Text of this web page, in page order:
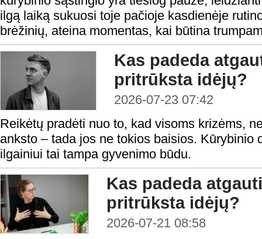
ilgą laiką sukuosi toje pačioje kasdienėje
brėžinių, ateina momentas, kai būtina
Kas padeda
pritrūksta idėjų?
2026-07-23 07:42
Reikėtų pradėti nuo to, kad visoms krizėms,
anksto – tada jos ne tokios baisios. Kūrybinio
ilgainiui tai tampa gyvenimo būdu.
Kas padeda
pritrūksta idėjų?
2026-07-21 08:58